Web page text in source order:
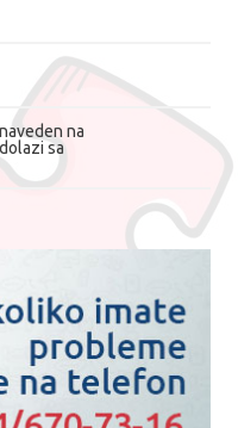
na
sa